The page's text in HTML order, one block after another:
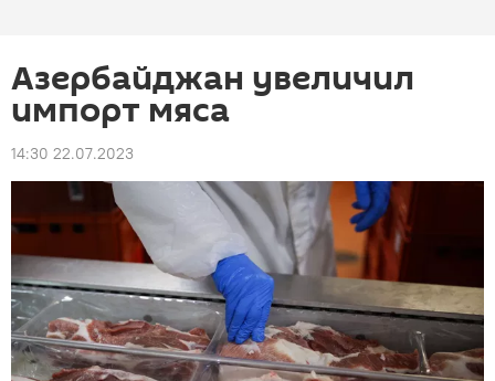
Азербайджан увеличил
импорт мяса
14:30 22.07.2023